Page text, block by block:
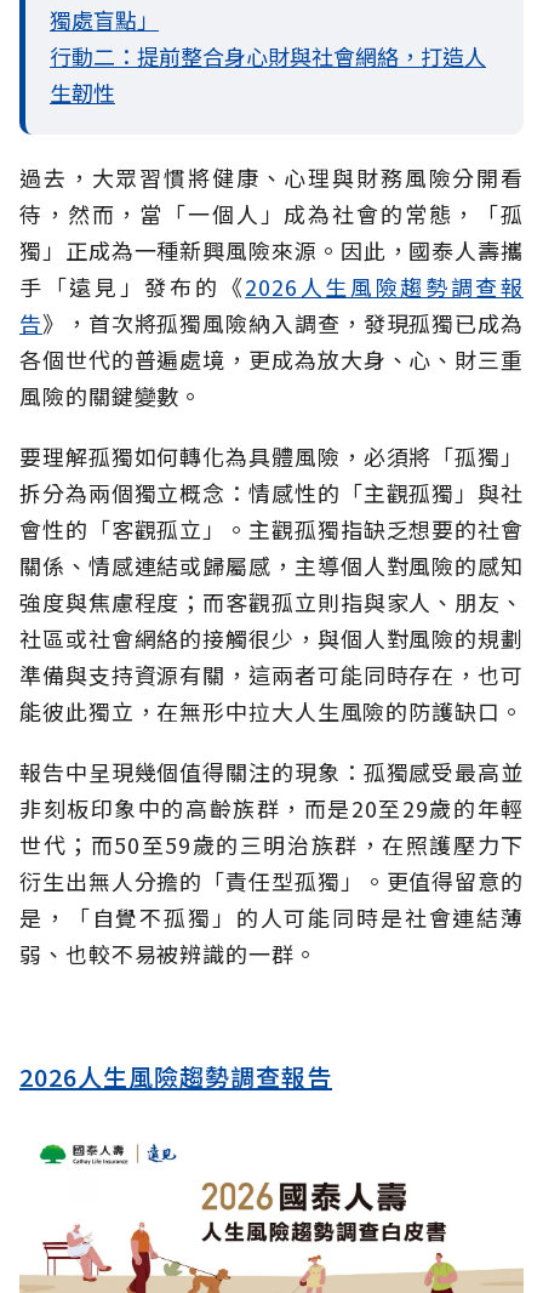
獨處盲點」
行動二：提前整合身心財與社會網絡，打造人
生韌性
過去，大眾習慣將健康、心理與財務風險分開看
待，然而，當「一個人」成為社會的常態，「孤
獨」正成為一種新興風險來源。因此，國泰人壽攜
手「遠見」發布的《2026人生風險趨勢調查報
告》，首次將孤獨風險納入調查，發現孤獨已成為
各個世代的普遍處境，更成為放大身、心、財三重
風險的關鍵變數。
要理解孤獨如何轉化為具體風險，必須將「孤獨」
拆分為兩個獨立概念：情感性的「主觀孤獨」與社
會性的「客觀孤立」。主觀孤獨指缺乏想要的社會
關係、情感連結或歸屬感，主導個人對風險的感知
強度與焦慮程度；而客觀孤立則指與家人、朋友、
社區或社會網絡的接觸很少，與個人對風險的規劃
準備與支持資源有關，這兩者可能同時存在，也可
能彼此獨立，在無形中拉大人生風險的防護缺口。
報告中呈現幾個值得關注的現象：孤獨感受最高並
非刻板印象中的高齡族群，而是20至29歲的年輕
世代；而50至59歲的三明治族群，在照護壓力下
衍生出無人分擔的「責任型孤獨」。更值得留意的
是，「自覺不孤獨」的人可能同時是社會連結薄
弱、也較不易被辨識的一群。
2026人生風險趨勢調查報告